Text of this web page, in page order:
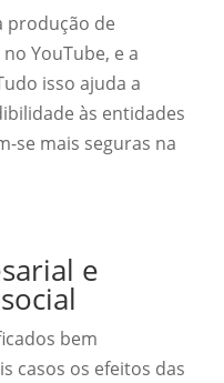
produção de
YouTube, e a
isso ajuda a
às entidades
se mais seguras na
e
bem
casos os efeitos das